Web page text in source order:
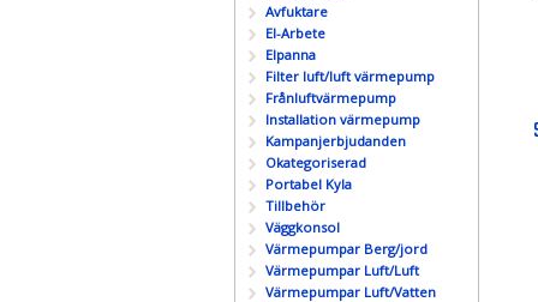
Avfuktare
El-Arbete
Elpanna
Filter luft/luft värmepump
Frånluftvärmepump
Installation värmepump
Kampanjerbjudanden
Okategoriserad
Portabel Kyla
Tillbehör
Väggkonsol
Värmepumpar Berg/jord
Värmepumpar Luft/Luft
Värmepumpar Luft/Vatten